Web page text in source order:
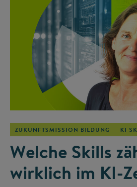
ZUKUNFTSMISSION BILDUNG KI
Welche Skills
wirklich im KI-